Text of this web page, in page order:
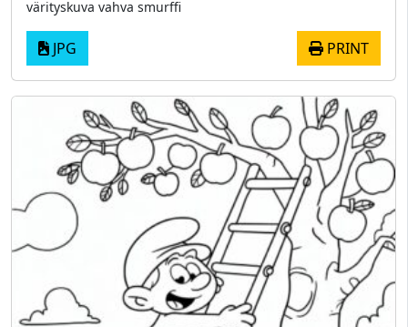
värityskuva vahva smurffi
JPG PRINT